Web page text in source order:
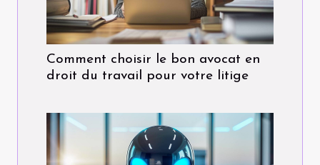
Comment choisir le bon avocat en
droit du travail pour votre litige